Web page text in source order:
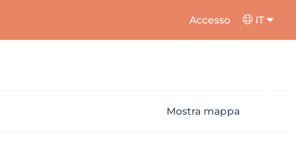
Accesso IT
Mostra mappa